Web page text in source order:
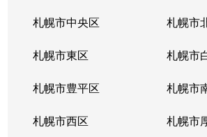
札幌市中央区 札幌市
札幌市東区 札幌市
札幌市豊平区 札幌市
札幌市西区 札幌市